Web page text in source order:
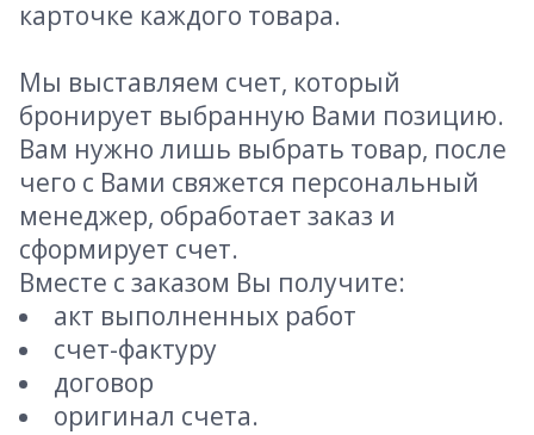
карточке каждого товара.
Мы выставляем счет, который
бронирует выбранную Вами позицию.
Вам нужно лишь выбрать товар, после
чего с Вами свяжется персональный
менеджер, обработает заказ и
сформирует счет.
Вместе с заказом Вы получите:
акт выполненных работ
счет-фактуру
договор
оригинал счета.